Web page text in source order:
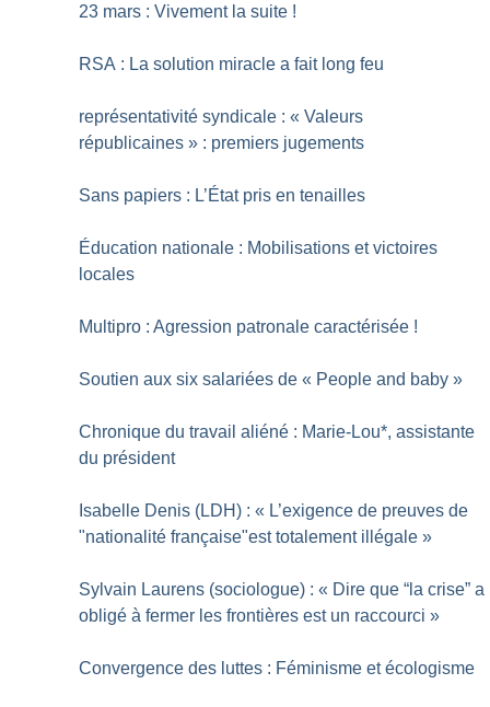
23 mars : Vivement la suite !
RSA : La solution miracle a fait long feu
représentativité syndicale : « Valeurs
républicaines » : premiers jugements
Sans papiers : L’État pris en tenailles
Éducation nationale : Mobilisations et victoires
locales
Multipro : Agression patronale caractérisée !
Soutien aux six salariées de « People and baby »
Chronique du travail aliéné : Marie-Lou*, assistante
du président
Isabelle Denis (LDH) : « L’exigence de preuves de
"nationalité française"est totalement illégale »
Sylvain Laurens (sociologue) : « Dire que “la crise” a
obligé à fermer les frontières est un raccourci »
Convergence des luttes : Féminisme et écologisme